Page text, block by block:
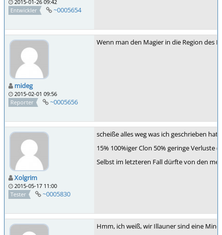
2015-01-26 09:42
Entwickler
~0005654
mideg
2015-02-01 09:56
Reporter
~0005656
Wenn man den Magier in die Region des
Xolgrim
2015-05-17 11:00
Tester
~0005830
scheiße alles weg was ich geschrieben
15% 100%iger Clon 50% geringe Verluste
Selbst im letzteren Fall dürfte von den
Hmm, ich weiß, wir Illauner sind eine